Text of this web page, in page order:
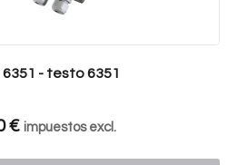
6351 - testo 6351
€ impuestos excl.